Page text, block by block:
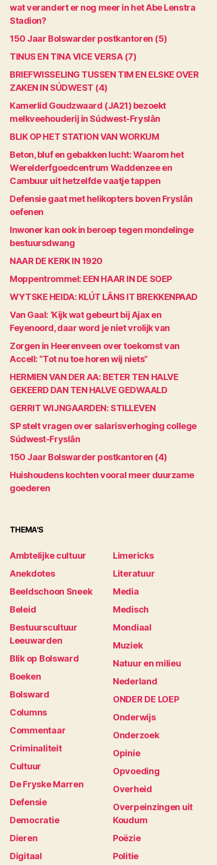
wat verandert er nog meer in het Abe Lenstra
Stadion?
150 Jaar Bolswarder postkantoren (5)
TINUS EN TINA VICE VERSA (7)
BRIEFWISSELING TUSSEN TIM EN ELSKE OVER
ZAKEN IN SÚDWEST (4)
Kamerlid Goudzwaard (JA21) bezoekt
melkveehouderij in Súdwest-Fryslân
BLIK OP HET STATION VAN WORKUM
Beton, bluf en gebakken lucht: Waarom het
Werelderfgoedcentrum Waddenzee en
Cambuur uit hetzelfde vaatje tappen
Defensie gaat met helikopters boven Fryslân
oefenen
Inwoner kan ook in beroep tegen mondelinge
bestuursdwang
NAAR DE KERK IN 1920
Moppentrommel: EEN HAAR IN DE SOEP
WYTSKE HEIDA: KLÚT LÂNS IT BREKKENPAAD
Van Gaal: ‘Kijk wat gebeurt bij Ajax en
Feyenoord, daar word je niet vrolijk van
Zorgen in Heerenveen over toekomst van
Accell: “Tot nu toe horen wij niets”
HERMIEN VAN DER AA: BETER TEN HALVE
GEKEERD DAN TEN HALVE GEDWAALD
GERRIT WIJNGAARDEN: STILLEVEN
SP stelt vragen over salarisverhoging college
Súdwest-Fryslân
150 Jaar Bolswarder postkantoren (4)
Huishoudens kochten vooral meer duurzame
goederen
THEMA'S
Ambtelijke cultuur
Anekdotes
Beeldschoon Sneek
Beleid
Bestuurscultuur
Leeuwarden
Blik op Bolsward
Boeken
Bolsward
Columns
Commentaar
Criminaliteit
Cultuur
De Fryske Marren
Defensie
Democratie
Dieren
Digitaal
Limericks
Literatuur
Media
Medisch
Mondiaal
Muziek
Natuur en milieu
Nederland
ONDER DE LOEP
Onderwijs
Onderzoek
Opinie
Opvoeding
Overheid
Overpeinzingen uit
Koudum
Poëzie
Politie